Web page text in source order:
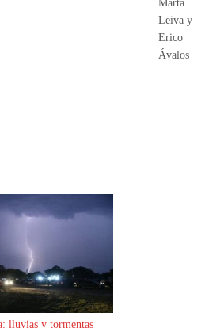
lluvias y tormentas